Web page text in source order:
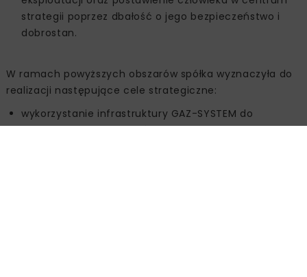
strategii poprzez dbałość o jego bezpieczeństwo i
dobrostan.
W ramach powyższych obszarów spółka wyznaczyła do
realizacji następujące cele strategiczne:
wykorzystanie infrastruktury GAZ-SYSTEM do
zapewnienia bezpieczeństwa energetycznego